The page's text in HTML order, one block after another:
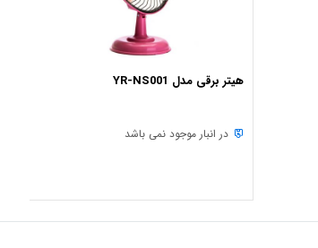
هیتر برقی مدل YR-NS001
در انبار موجود نمی باشد